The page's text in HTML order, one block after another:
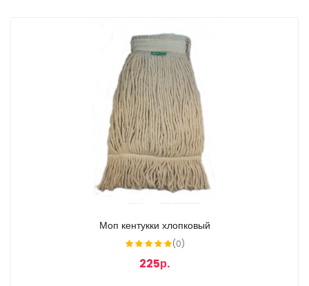
Моп кентукки хлопковый
(0)
225р.